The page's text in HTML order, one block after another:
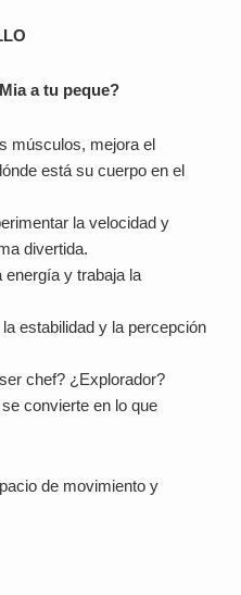
a tu peque?
músculos, mejora el
está su cuerpo en el
la velocidad y
divertida.
energía y trabaja la
estabilidad y la percepción
chef? ¿Explorador?
convierte en lo que
de movimiento y